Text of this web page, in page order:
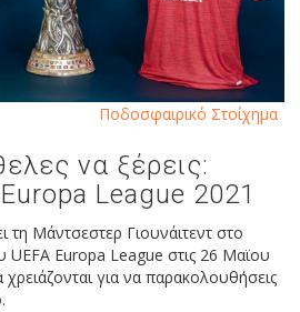
να ξέρεις:
League 2021
τη Μάντσεστερ Γιουνάιτεντ στο
UEFA Europa League στις 26 Μαϊου
για να παρακολουθήσεις
Ποδοσφαιρικό Στοίχημα